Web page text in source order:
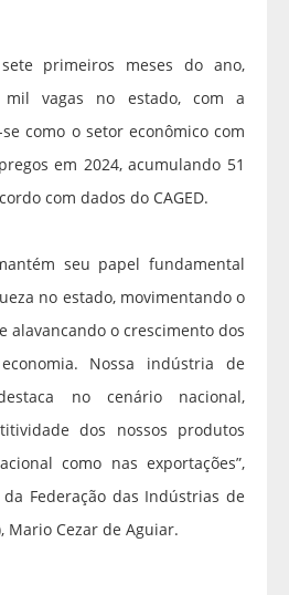
primeiros meses do ano,
mil vagas no estado, com a
como o setor econômico com
em 2024, acumulando 51
com dados do CAGED.
seu papel fundamental
no estado, movimentando o
alavancando o crescimento dos
Nossa indústria de
no cenário nacional,
dos nossos produtos
como nas exportações”,
Federação das Indústrias de
Mario Cezar de Aguiar.